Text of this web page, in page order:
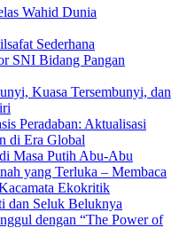
Wahid Dunia
Sederhana
SNI Bidang Pangan
Kuasa Tersembunyi, dan
Peradaban: Aktualisasi
di Era Global
Masa Putih Abu-Abu
yang Terluka – Membaca
Ekokritik
dan Seluk Beluknya
dengan “The Power of